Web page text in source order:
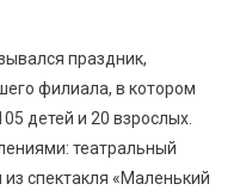
праздник,
филиала, в котором
детей и 20 взрослых.
театральный
спектакля «Маленький